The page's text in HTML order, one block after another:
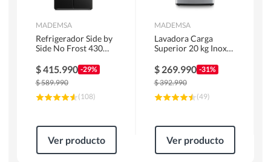
MADEMSA
Refrigerador Side by
Side No Frost 430
MAS430B
$415.990 -29%
$589.990
(108)
Ver producto
MADEMSA
Lavadora Carga
Superior 20 kg Inox
$ 269.990 -31%
$392.990
(49)
Ver producto